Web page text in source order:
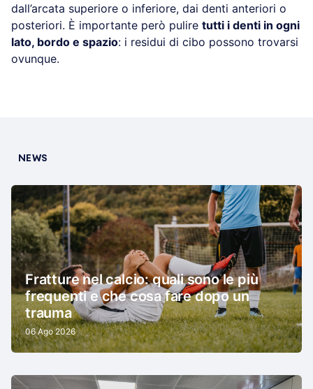
dall’arcata superiore o inferiore, dai denti anteriori o
posteriori. È importante però pulire tutti i denti in ogni
lato, bordo e spazio: i residui di cibo possono trovarsi
ovunque.
NEWS
Fratture nel calcio: quali sono le più
frequenti e che cosa fare dopo un
trauma
06 Ago 2026